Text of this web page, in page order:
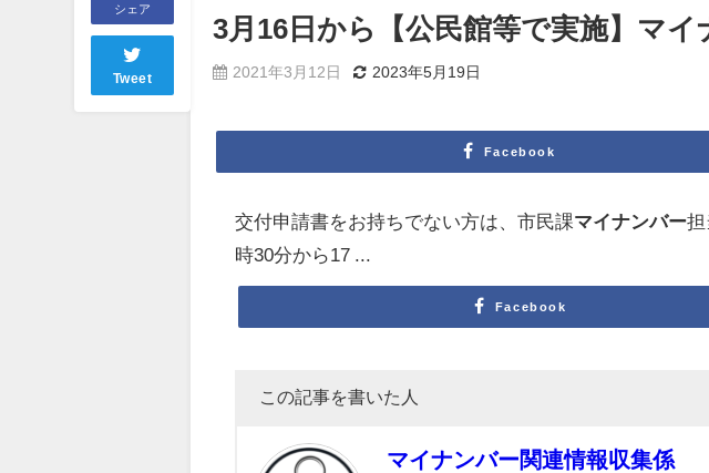
シェア
Tweet
3月16日から【公民館等で実施】 マイ
2021年3月12日 2023年5月19日
Facebook
交付申請書をお持ちでない方は、市民課マイナンバー担
時30分から17 ...
Facebook
この記事を書いた人
マイナンバー関連情報収集係